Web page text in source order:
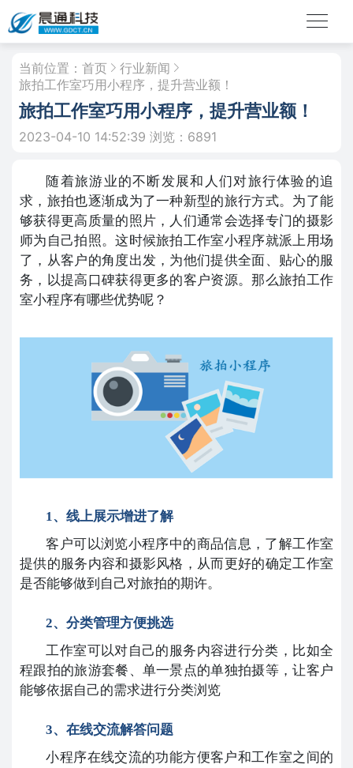
当前位置： 首页
行业新闻
旅拍工作室巧用小程序，提升营业额！
旅拍工作室巧用小程序，提升营业额！
2023-04-10 14:52:39 浏览：6891
随着旅游业的不断发展和人们对旅行体验的追
求，旅拍也逐渐成为了一种新型的旅行方式。为了能
够获得更高质量的照片，人们通常会选择专门的摄影
师为自己拍照。这时候旅拍工作室小程序就派上用场
了，从客户的角度出发，为他们提供全面、贴心的服
务，以提高口碑获得更多的客户资源。那么旅拍工作
室小程序有哪些优势呢？
1、线上展示增进了解
客户可以浏览小程序中的商品信息，了解工作室
提供的服务内容和摄影风格，从而更好的确定工作室
是否能够做到自己对旅拍的期许。
2、分类管理方便挑选
工作室可以对自己的服务内容进行分类，比如全
程跟拍的旅游套餐、单一景点的单独拍摄等，让客户
能够依据自己的需求进行分类浏览
3、在线交流解答问题
小程序在线交流的功能方便客户和工作室之间的